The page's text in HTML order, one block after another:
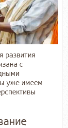
развития
с
уже имеем